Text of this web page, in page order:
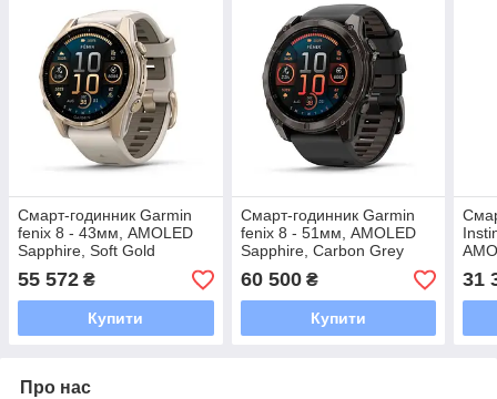
Смарт-годинник Garmin
fenix 8 - 43мм, AMOLED
Sapphire, Soft Gold
55 572 ₴
Купити
Смарт-годинник Garmin
fenix 8 - 51мм, AMOLED
Sapphire, Carbon Grey
60 500₴
Купити
31
Про нас